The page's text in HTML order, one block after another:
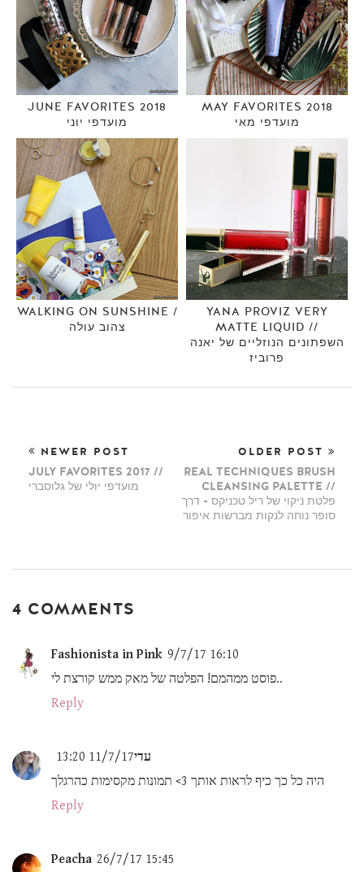
JUNE FAVORITES 2018
מועדפי יוני
MAY FAVORITES 2018
מועדפי מאי
WALKING ON SUNSHINE /
צהוב עולה
YANA PROVIZ VERY
MATTE LIQUID //
השפתונים הנוזליים של יאנה
פרוביז
NEWER POST
JULY FAVORITES 2017 //
מועדפי יולי של גלוסברי
OLDER POST
REAL TECHNIQUES BRUSH
CLEANSING PALETTE //
פלטת ניקוי של ריל טכניקס - דרך
סופר נוחה לנקות מברשות איפור
4 COMMENTS
Fashionista in Pink 9/7/17 16:10
פוסט ממהמם! הפלטה של מאק ממש קורצת לי..
Reply
עדי11/7/17 13:20
היה כל כך כיף לראות אותך 3> תמונות מקסימות כהרגלך
Reply
Peacha 26/7/17 15:45